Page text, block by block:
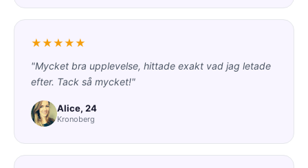
★★★★★
"Mycket bra upplevelse, hittade exakt vad jag letade
efter. Tack så mycket!"
Alice, 24
Kronoberg